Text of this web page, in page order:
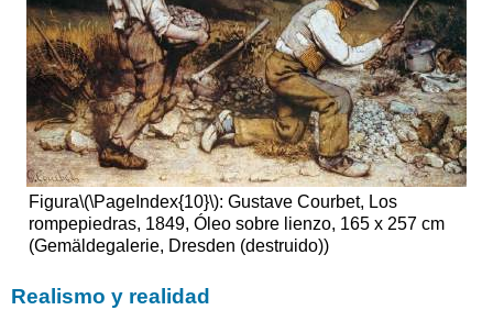
Figura\(\PageIndex{10}\): Gustave Courbet, Los
rompepiedras, 1849, Óleo sobre lienzo, 165 x 257 cm
(Gemäldegalerie, Dresden (destruido))
Realismo y realidad